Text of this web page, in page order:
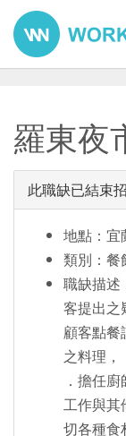
羅東夜
此職缺已結束
地點：宜
類別：餐
職缺描述
客提出之
顧客點餐
之料理，
．擔任
工作與其
切各種食